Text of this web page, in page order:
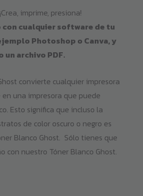
imprime, presiona!
con cualquier software de tu
Photoshop o Canva, y
un archivo PDF.
convierte cualquier impresora
una impresora que puede
Esto significa que incluso la
de color oscuro o negro es
Blanco Ghost. Sólo tienes que
con nuestro Tóner Blanco Ghost.